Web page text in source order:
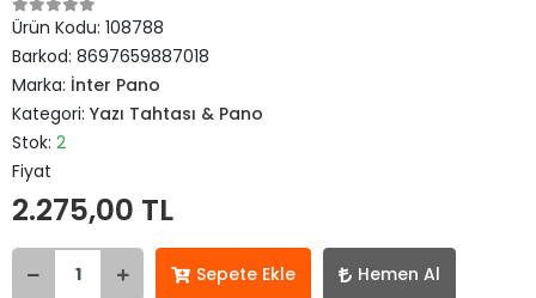
Ürün Kodu: 108788
Barkod: 8697659887018
Marka: İnter Pano
Kategori: Yazı Tahtası & Pano
Stok: 2
Fiyat
2.275,00 TL
Sepete Ekle Hemen Al